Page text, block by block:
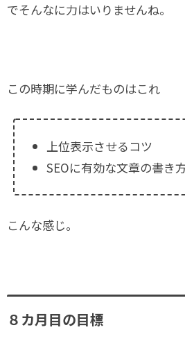
でそんなに力はいりませんね。
この時期に学んだものはこれ
上位表示させるコツ
SEOに有効な文章の書き
こんな感じ。
８カ月目の目標